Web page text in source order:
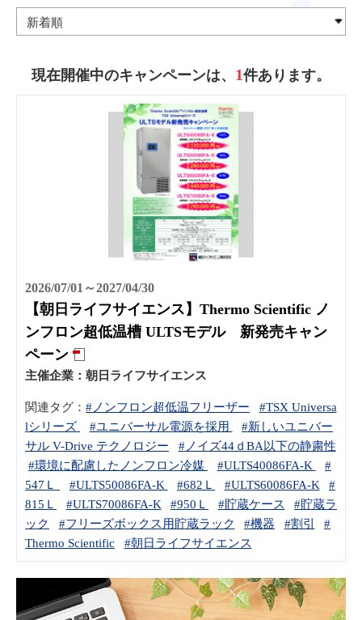
現在開催中のキャンペーンは、 1件あります。
2026/07/01～2027/04/30
【朝日ライフサイエンス】Thermo Scientific ノ
ンフロン超低温槽 ULTSモデル 新発売キャン
ペーン
主催企業： 朝日ライフサイエンス
関連タグ： #ノンフロン超低温フリーザー
#TSX Universa
lシリーズ
#ユニバーサル電源を採用
#新しいユニバー
サル V-Drive テクノロジー
#ノイズ44ｄBA以下の静粛性
#環境に配慮したノンフロン冷媒
#ULTS40086FA-K
#
547Ｌ
#ULTS50086FA-K #682Ｌ #ULTS60086FA-K
#
815Ｌ
#ULTS70086FA-K #950Ｌ #貯蔵ケース
#貯蔵ラ
ック
#フリーズボックス用貯蔵ラック #機器 #割引
#
Thermo Scientific
#朝日ライフサイエンス